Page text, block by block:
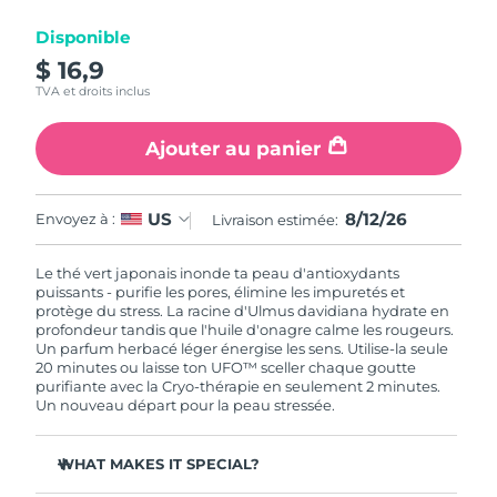
Disponible
$ 16,9
TVA et droits inclus
Ajouter au panier
Envoyez à : US Livraison estimée: 8/12/26
Le thé vert japonais inonde ta peau d'antioxydants
puissants - purifie les pores, élimine les impuretés et
protège du stress. La racine d'Ulmus davidiana hydrate en
profondeur tandis que l'huile d'onagre calme les rougeurs.
Un parfum herbacé léger énergise les sens. Utilise-la seule
20 minutes ou laisse ton UFO™ sceller chaque goutte
purifiante avec la Cryo-thérapie en seulement 2 minutes.
Un nouveau départ pour la peau stressée.
WHAT MAKES IT SPECIAL?
R.A.S. chinoise de
Macao
Malaisie Livraison estimée8/14/26
Malte Livraison estimée8/11/26
Mexique Livraison estimée
Monaco Livraison estimée
Pays-Bas Livraison estimée8/11/26
Nouvelle-Zélande Livraison estimée8/11/26
Norvège Livraison estimée8/11/26
Oman Livraison estimée8/14/26